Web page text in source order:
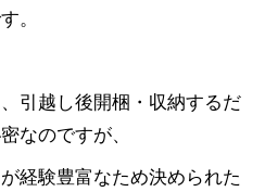
。
引越し後開梱・収納するだ
なのですが、
経験豊富なため決められた